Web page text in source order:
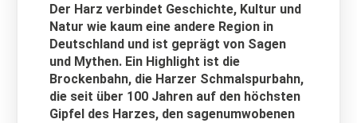
Der Harz verbindet Geschichte, Kultur und
Natur wie kaum eine andere Region in
Deutschland und ist geprägt von Sagen
und Mythen. Ein Highlight ist die
Brockenbahn, die Harzer Schmalspurbahn,
die seit über 100 Jahren auf den höchsten
Gipfel des Harzes, den sagenumwobenen